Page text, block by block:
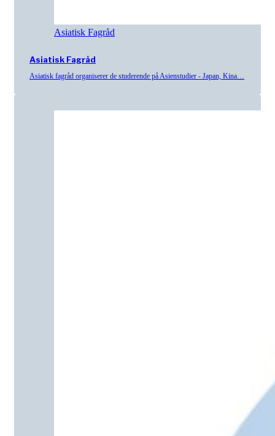
Asiatisk Fagråd
Asiatisk Fagråd
Asiatisk fagråd organiserer de studerende på Asienstudier - Japan, Kina…